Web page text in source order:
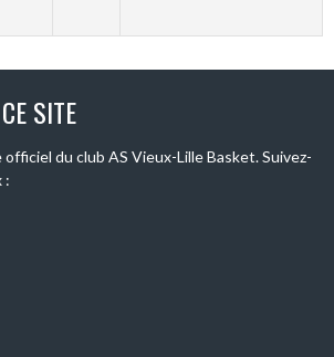
SITE
du club AS Vieux-Lille Basket. Suivez-
: